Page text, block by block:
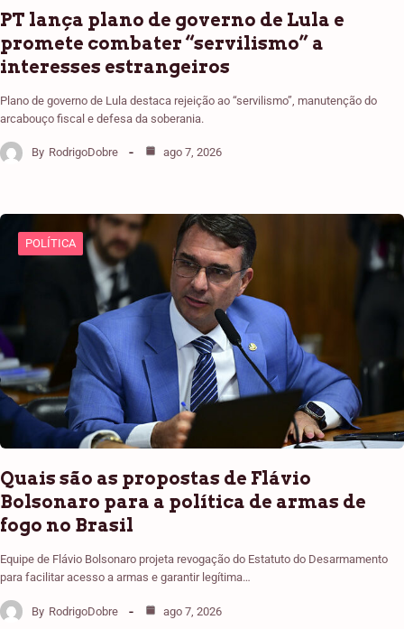
PT lança plano de governo de Lula e
promete combater “servilismo” a
interesses estrangeiros
Plano de governo de Lula destaca rejeição ao “servilismo”, manutenção do
arcabouço fiscal e defesa da soberania.
By RodrigoDobre ago 7, 2026
POLÍTICA
Quais são as propostas de Flávio
Bolsonaro para a política de armas de
fogo no Brasil
Equipe de Flávio Bolsonaro projeta revogação do Estatuto do Desarmamento
para facilitar acesso a armas e garantir legítima…
By RodrigoDobre ago 7, 2026